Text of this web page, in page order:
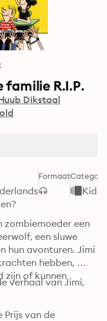
familie R.I.P.
Dikstaal
Formaat
Kids
zombiemoeder een
een sluwe
hun avonturen. Jimi
hebben,
zijn of kunnen
verhaal van Jimi,
Prijs van de